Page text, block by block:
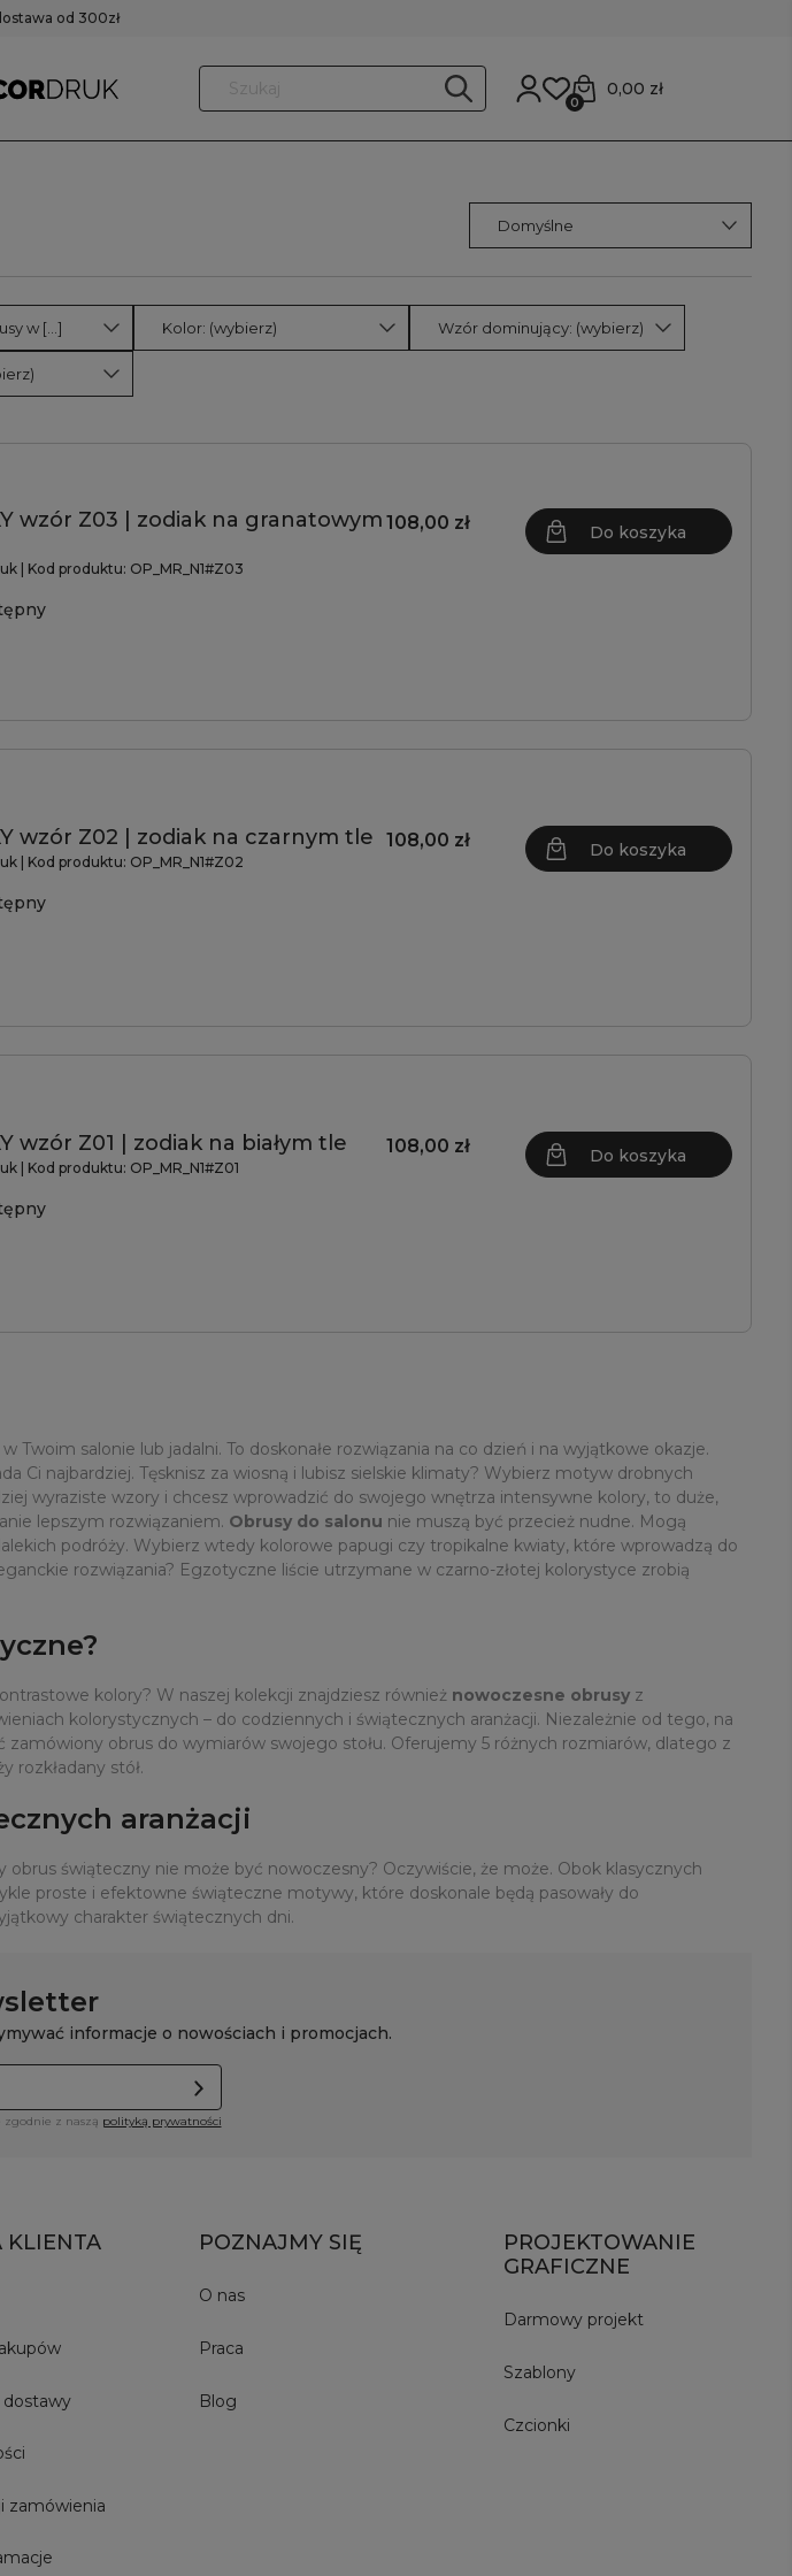
od 300zł
0,00 zł
0
Kategorie: Obrusy w [...] Kolor: (wybierz) Wzór dominujący: (wybierz)
wzór Z03 | zodiak na granatowym
| Kod produktu: OP_MR_N1#Z03
108,00 zł Do koszyka
wzór Z02 | zodiak na czarnym tle
| Kod produktu: OP_MR_N1#Z02
108,00 zł Do koszyka
wzór Z01 | zodiak na białym tle
| Kod produktu: OP_MR_N1#Z01
108,00 zł Do koszyka
Twoim salonie lub jadalni. To doskonałe rozwiązania na co dzień i na wyjątkowe okazje.
Ci najbardziej. Tęsknisz za wiosną i lubisz sielskie klimaty? Wybierz motyw drobnych
wyraziste wzory i chcesz wprowadzić do swojego wnętrza intensywne kolory, to duże,
lepszym rozwiązaniem. Obrusy do salonu nie muszą być przecież nudne. Mogą
podróży. Wybierz wtedy kolorowe papugi czy tropikalne kwiaty, które wprowadzą do
rozwiązania? Egzotyczne liście utrzymane w czarno-złotej kolorystyce zrobią
kolory? W naszej kolekcji znajdziesz również nowoczesne obrusy z
kolorystycznych – do codziennych i świątecznych aranżacji. Niezależnie od tego, na
zamówiony obrus do wymiarów swojego stołu. Oferujemy 5 różnych rozmiarów, dlatego z
rozkładany stół.
aranżacji
obrus świąteczny nie może być nowoczesny? Oczywiście, że może. Obok klasycznych
proste i efektowne świąteczne motywy, które doskonale będą pasowały do
charakter świątecznych dni.
informacje o nowościach i promocjach.
z naszą polityką prywatności
KLIENTA
dostawy
zamówienia
POZNAJMY SIĘ
O nas
Praca
Blog
PROJEKTOWANIE
GRAFICZNE
Darmowy projekt
Szablony
Czcionki